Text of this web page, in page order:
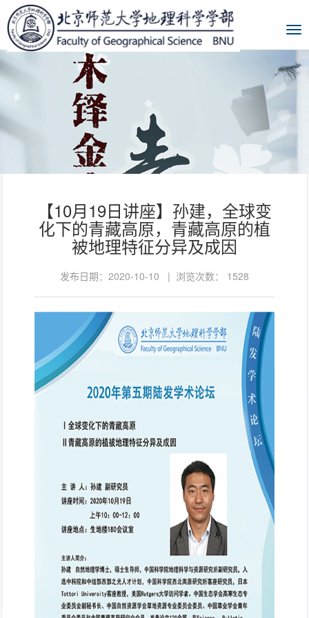
【10月19日讲座】孙建，全球变
化下的青藏高原，青藏高原的植
被地理特征分异及成因
发布日期：2020-10-10 | 浏览次数： 1528